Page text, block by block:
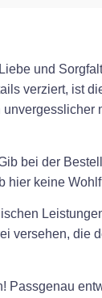
und
verziert, ist
bei der
keine
versehen, die